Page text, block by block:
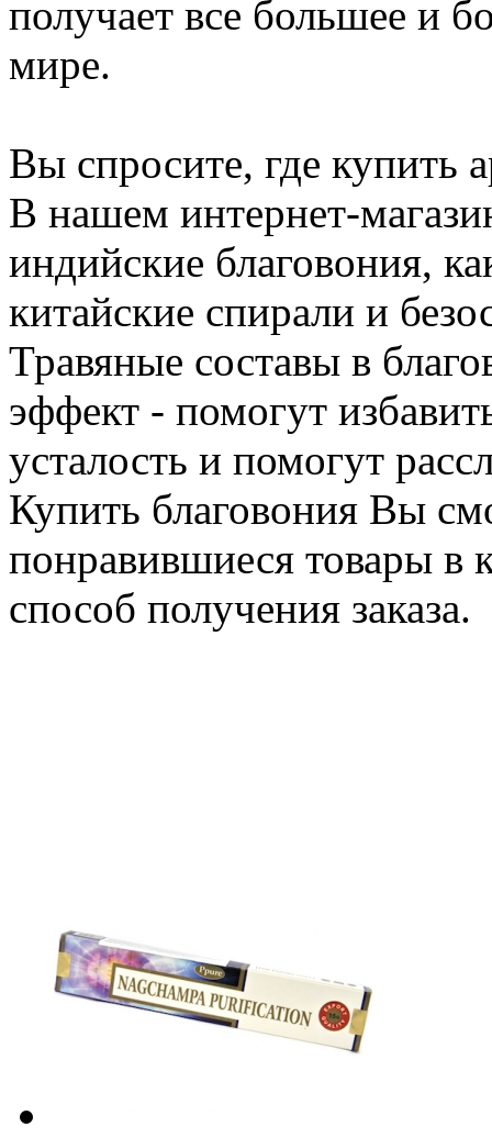
получает все большее и
мире.
Вы спросите, где купить
В нашем интернет-
индийские благовония,
китайские спирали и
Травяные составы в
эффект - помогут
усталость и помогут
Купить благовония Вы
понравившиеся товары в
способ получения